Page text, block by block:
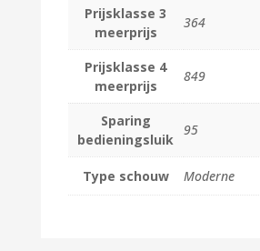
Prijsklasse 3
meerprijs
364
Prijsklasse 4
meerprijs
849
Sparing
bedieningsluik
95
Type schouw Moderne